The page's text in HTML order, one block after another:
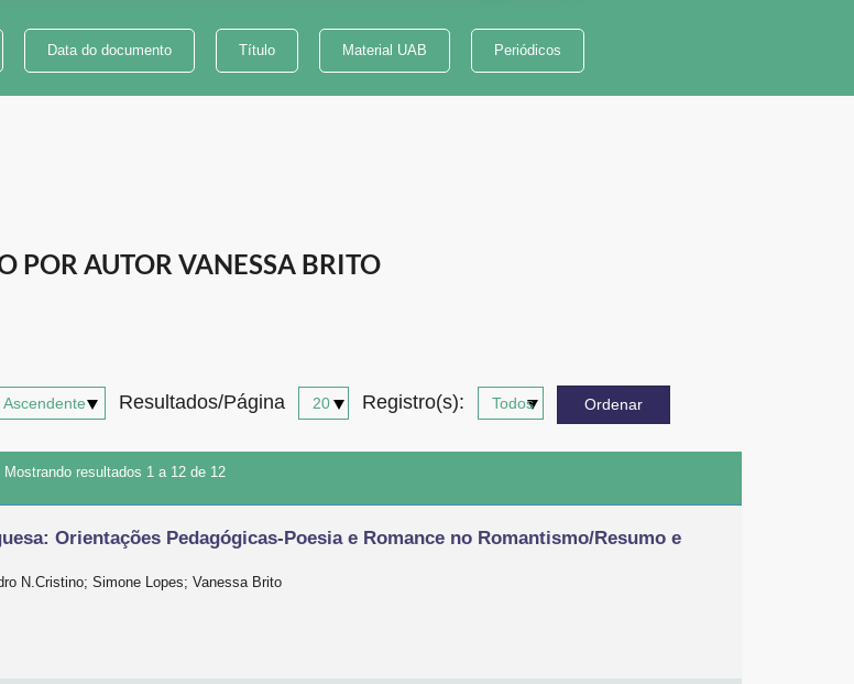
Data do documento Título Material UAB Periódicos
POR AUTOR VANESSA BRITO
Resultados/Página Registro(s):
Mostrando resultados 1 a 12 de 12
Orientações Pedagógicas-Poesia e Romance no Romantismo/Resumo e
N.Cristino; Simone Lopes; Vanessa Brito